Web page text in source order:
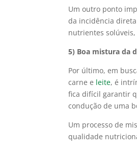
Um outro ponto
da incidência
nutrientes
5) Boa mistura da
Por último, em
carne e leite, é
fica difícil garantir
condução de uma
Um processo de
qualidade